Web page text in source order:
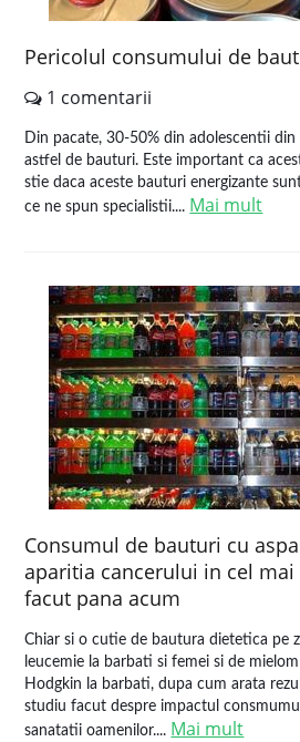
Pericolul consumului de
1 comentarii
Din pacate, 30-50% din adolescentii din
astfel de bauturi. Este important ca
stie daca aceste bauturi energizante
ce ne spun specialistii.... Mai mult
Consumul de bauturi cu
aparitia cancerului in cel
facut pana acum
Chiar si o cutie de bautura dietetica pe
leucemie la barbati si femei si de
Hodgkin la barbati, dupa cum arata
studiu facut despre impactul
sanatatii oamenilor.... Mai mult